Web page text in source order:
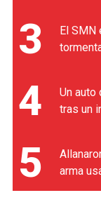
3
El SMN
4
Un
tras un
5
arma